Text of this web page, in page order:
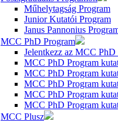
Műhelytagság Program
Junior Kutatói Program
Janus Pannonius
MCC PhD Program
Jelentkezz az MCC PhD
MCC PhD Program
MCC PhD Program
MCC PhD Program
MCC PhD Program
MCC PhD Program
MCC Plusz